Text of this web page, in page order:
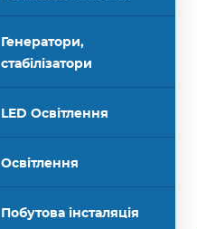
Генератори,
стабілізатори
LED Освітлення
Освітлення
Побутова інсталяція